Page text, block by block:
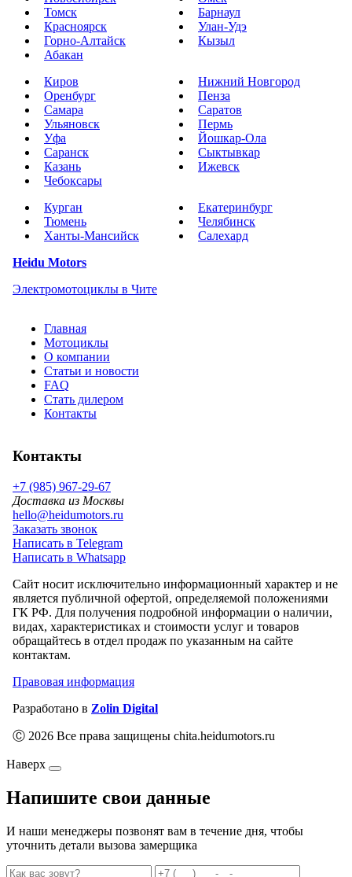
Томск
Барнаул
Красноярск
Улан-Удэ
Горно-Алтайск
Кызыл
Абакан
Киров
Нижний Новгород
Оренбург
Пенза
Самара
Саратов
Ульяновск
Пермь
Уфа
Йошкар-Ола
Саранск
Сыктывкар
Казань
Ижевск
Чебоксары
Курган
Екатеринбург
Тюмень
Челябинск
Ханты-Мансийск
Салехард
Heidu Motors
Электромотоциклы в Чите
Главная
Мотоциклы
О компании
Статьи и новости
FAQ
Стать дилером
Контакты
Контакты
+7 (985) 967-29-67
Доставка из Москвы
hello@heidumotors.ru
Заказать звонок
Написать в Telegram
Написать в Whatsapp
Сайт носит исключительно информационный характер и не
является публичной офертой, определяемой положениями
ГК РФ. Для получения подробной информации о наличии,
видах, характеристиках и стоимости услуг и товаров
обращайтесь в отдел продаж по указанным на сайте
контактам.
Правовая информация
Разработано в Zolin Digital
Ⓒ 2026 Все права защищены chita.heidumotors.ru
Наверх
Напишите свои данные
И наши менеджеры позвонят вам в течение дня, чтобы
уточнить детали вызова замерщика